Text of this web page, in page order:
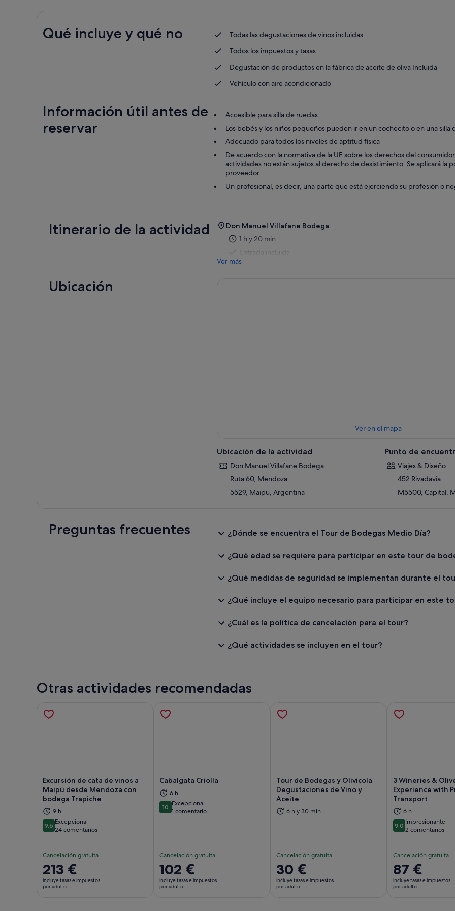
nueva
Qué incluye y qué no
Todas las degustaciones de vinos incluidas
Todos los impuestos y tasas
Degustación de productos en la fábrica de aceite de oliva Incluida
Vehículo con aire acondicionado
Información útil antes de
reservar
Accesible para silla de ruedas
Los bebés y los niños pequeños pueden ir en un cochecito o en una silla
Adecuado para todos los niveles de aptitud física
De acuerdo con la normativa de la UE sobre los derechos del
actividades no están sujetos al derecho de desistimiento. Se aplicará la
proveedor.
Un profesional, es decir, una parte que está ejerciendo su profesión o
Itinerario de la actividad
Don Manuel Villafane Bodega
1 h y 20 min
Entrada incluida
Ver más
Ubicación
Ver en el mapa
Ubicación de la actividad
Don Manuel Villafane Bodega
Ruta 60, Mendoza
5529, Maipu, Argentina
Punto de
Viajes & Diseño
452 Rivadavia
M5500, Capital,
Preguntas frecuentes ¿Dónde se encuentra el Tour de Bodegas Medio Día?
¿Qué edad se requiere para participar en este tour de
¿Qué medidas de seguridad se implementan durante el
¿Qué incluye el equipo necesario para participar en este
¿Cuál es la política de cancelación para el tour?
¿Qué actividades se incluyen en el tour?
Otras actividades recomendadas
Excursión de cata de vinos a
Maipú desde Mendoza con
bodega Trapiche
9 h
9.69.6 sobre 10
Excepcional
24 comentarios
Cancelación gratuita
El
precio
es
213 €
incluye tasas e impuestos
por adulto
Se abre en una pestaña nueva
Cabalgata Criolla
6 h
1010 sobre 10
Excepcional
1 comentario
Cancelación gratuita
El
precio
es
102 €
incluye tasas e impuestos
por adulto
Se abre en una pestaña nueva
Tour de Bodegas y Olivicola
Degustaciones de Vino y
Aceite
6 h y 30 min
Cancelación gratuita
El
precio
es
30 €
incluye tasas e impuestos
por adulto
Se abre en una pestaña nueva
3 Wineries &
Experience with
Transport
6 h
9.09.0 sobre 10
Impresionante
2 comentarios
Cancelación gratuita
El
precio
es
87 €
incluye tasas e impuestos
por adulto